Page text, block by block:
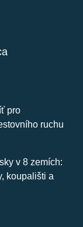
pro
ruchu
v 8 zemích:
koupališti a